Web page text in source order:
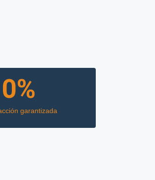
garantizada
0%